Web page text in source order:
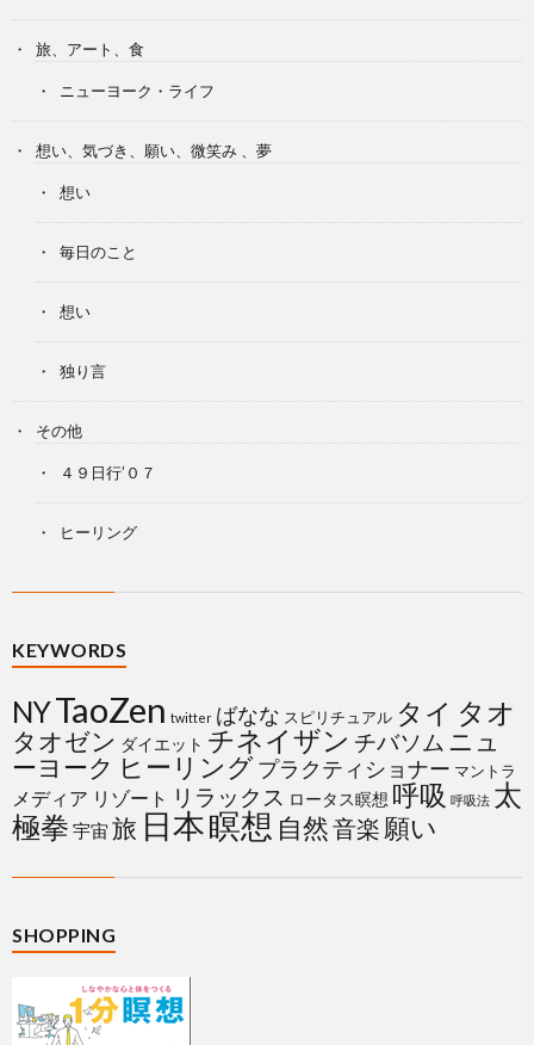
旅、アート、食
ニューヨーク・ライフ
想い、気づき、願い、微笑み 、夢
想い
毎日のこと
想い
独り言
その他
４９日行’０７
ヒーリング
KEYWORDS
NYTaoZen twitter ばなな スピリチュアル タイ タオ
タオゼン ダイエット チネイザン チバソム ニュ
ーヨーク ヒーリングプラクティショナー マントラ
メディア リゾート リラックス ロータス瞑想 呼吸 呼吸法 太
極拳 宇宙 旅 日本瞑想 自然音楽 願い
SHOPPING